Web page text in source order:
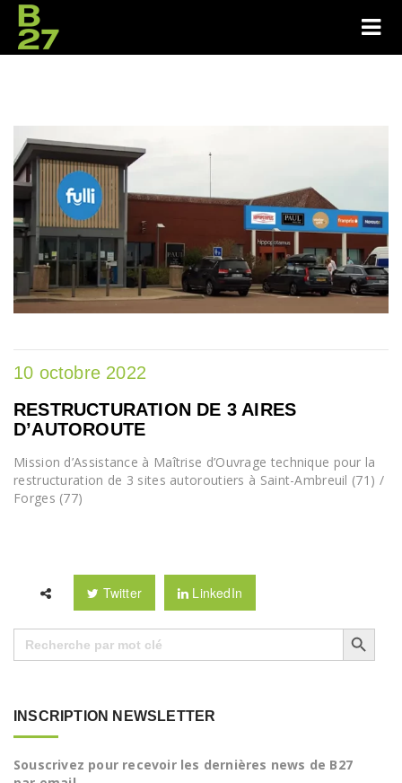
10 octobre 2022
RESTRUCTURATION DE 3 AIRES
D’AUTOROUTE
Mission d’Assistance à Maîtrise d’Ouvrage technique pour la
restructuration de 3 sites autoroutiers à Saint-Ambreuil (71) /
Forges (77)
Twitter LinkedIn
Search
for:
Search Button
INSCRIPTION NEWSLETTER
Souscrivez pour recevoir les dernières news de B27